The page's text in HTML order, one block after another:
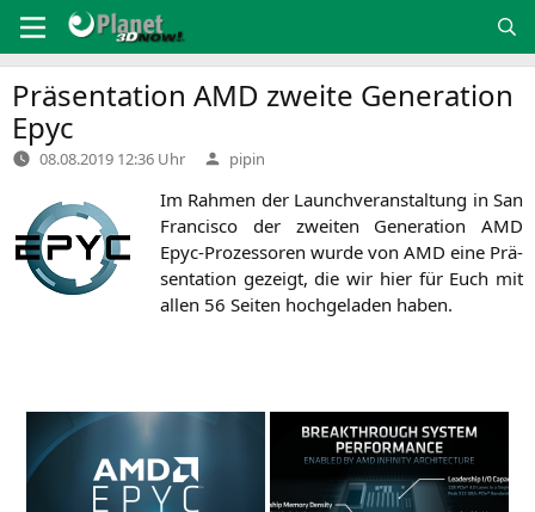
Inhalt
springen
Präsentation AMD zweite Generation
Epyc
08.08.2019 12:36 Uhr Verfasst
von
pipin
Im Rah­men der Launch­ver­an­stal­tung in San
Fran­cis­co der zwei­ten Gene­ra­ti­on AMD
Epyc-Pro­zes­so­ren wur­de von AMD eine Prä­
sen­ta­ti­on gezeigt, die wir hier für Euch mit
allen 56 Sei­ten hoch­ge­la­den haben.